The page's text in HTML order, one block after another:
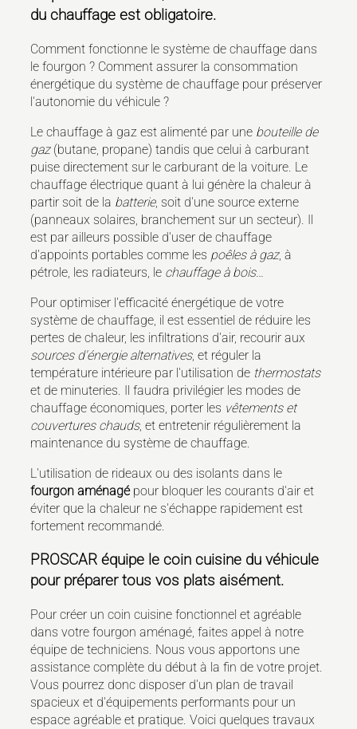
du chauffage est obligatoire.
Comment fonctionne le système de chauffage dans
le fourgon ? Comment assurer la consommation
énergétique du système de chauffage pour préserver
l'autonomie du véhicule ?
Le chauffage à gaz est alimenté par une bouteille de
gaz(butane, propane) tandis que celui à carburant
puise directement sur le carburant de la voiture. Le
chauffage électrique quant à lui génère la chaleur à
partir soit de la batterie, soit d'une source externe
(panneaux solaires, branchement sur un secteur). Il
est par ailleurs possible d'user de chauffage
d'appoints portables comme les poêles à gaz, à
pétrole, les radiateurs, le chauffage à bois…
Pour optimiser l'efficacité énergétique de votre
système de chauffage, il est essentiel de réduire les
pertes de chaleur, les infiltrations d'air, recourir aux
sources d'énergie alternatives, et réguler la
température intérieure par l'utilisation de thermostats
et de minuteries. Il faudra privilégier les modes de
chauffage économiques, porter les vêtements et
couvertures chauds, et entretenir régulièrement la
maintenance du système de chauffage.
L'utilisation de rideaux ou des isolants dans le
fourgon aménagépour bloquer les courants d'air et
éviter que la chaleur ne s'échappe rapidement est
fortement recommandé.
PROSCAR équipe le coin cuisine du véhicule
pour préparer tous vos plats aisément.
Pour créer un coin cuisine fonctionnel et agréable
dans votre fourgon aménagé, faites appel à notre
équipe de techniciens. Nous vous apportons une
assistance complète du début à la fin de votre projet.
Vous pourrez donc disposer d'un plan de travail
spacieux et d'équipements performants pour un
espace agréable et pratique. Voici quelques travaux